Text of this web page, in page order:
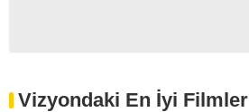
Vizyondaki En İyi Filmler